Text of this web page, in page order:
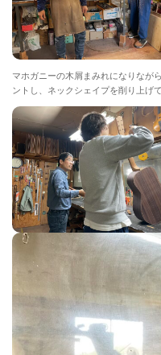
マホガニーの木屑まみれになりなが
ントし、ネックシェイプを削り上げ